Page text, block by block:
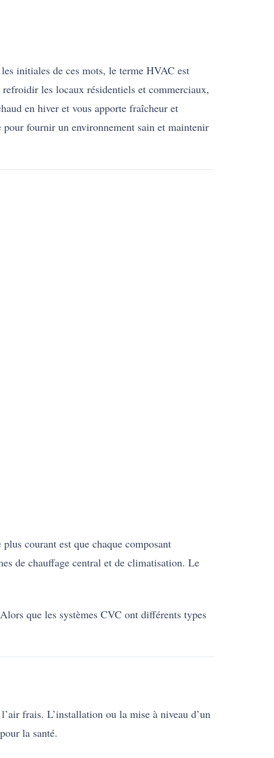
initiales de ces mots, le terme HVAC est
les locaux résidentiels et commerciaux,
en hiver et vous apporte fraîcheur et
fournir un environnement sain et maintenir
courant est que chaque composant
de chauffage central et de climatisation. Le
que les systèmes CVC ont différents types
frais. L’installation ou la mise à niveau d’un
la santé.